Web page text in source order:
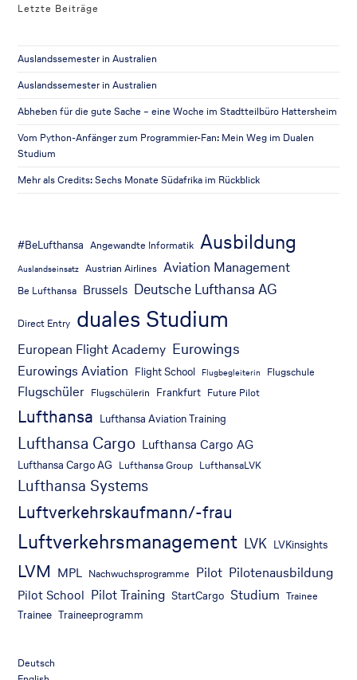
Letzte Beiträge
Auslandssemester in Australien
Auslandssemester in Australien
Abheben für die gute Sache – eine Woche im Stadtteilbüro Hattersheim
Vom Python-Anfänger zum Programmier-Fan: Mein Weg im Dualen
Studium
Mehr als Credits: Sechs Monate Südafrika im Rückblick
#BeLufthansa Angewandte Informatik Ausbildung
Auslandseinsatz Austrian Airlines Aviation Management
Be Lufthansa Brussels Deutsche Lufthansa AG
Direct Entry duales Studium
European Flight Academy Eurowings
Eurowings Aviation Flight School Flugbegleiterin Flugschule
Flugschüler Flugschülerin Frankfurt Future Pilot
Lufthansa Lufthansa Aviation Training
Lufthansa Cargo Lufthansa Cargo AG
Lufthansa Cargo AG Lufthansa Group LufthansaLVK
Lufthansa Systems
Luftverkehrskaufmann/-frau
Luftverkehrsmanagement LVK LVKinsights
LVM MPL Nachwuchsprogramme Pilot Pilotenausbildung
Pilot School Pilot Training StartCargo Studium Trainee
Trainee Traineeprogramm
Deutsch